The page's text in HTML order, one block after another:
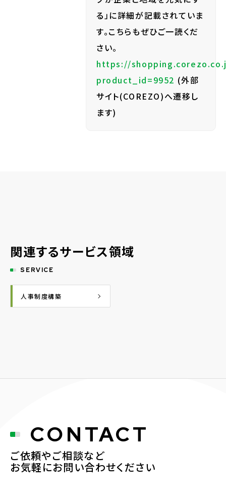
る」に詳細が記載されていま
す。こちらもぜひご一読くだ
さい。
https://
product_id=9952 (外部
サイト(COREZO)へ遷移し
ます)
関連するサービス領域
SERVICE
人事制度構築
CONTACT
ご依頼やご相談など
お気軽にお問い合わせください